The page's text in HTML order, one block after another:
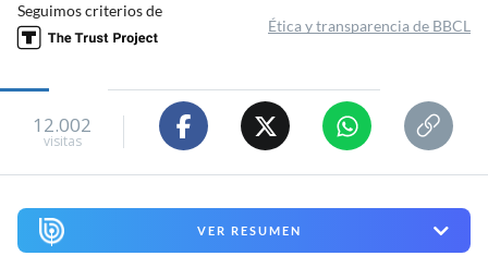
Seguimos criterios de
Ética y transparencia de BBCL
12.002
visitas
VER RESUMEN